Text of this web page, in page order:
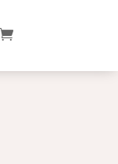
